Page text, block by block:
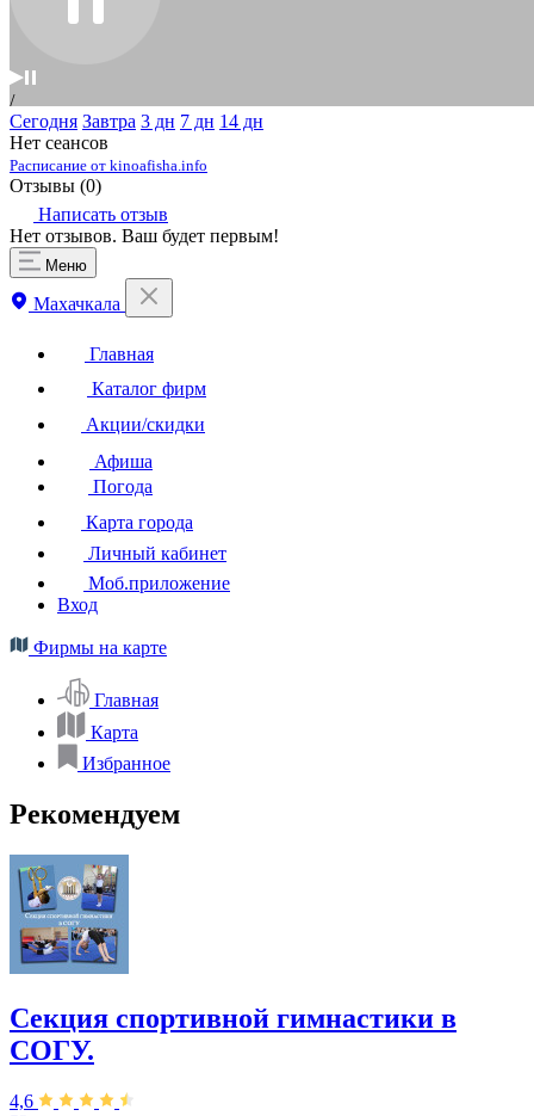
Сегодня Завтра 3 дн 7 дн 14 дн
Нет сеансов
Расписание от kinoafisha.info
Отзывы (0)
Написать отзыв
Нет отзывов. Ваш будет первым!
Меню
Махачкала
Главная
Каталог фирм
Акции/скидки
Афиша
Погода
Карта города
Личный кабинет
Моб.приложение
Вход
Фирмы на карте
Главная
Карта
Избранное
Рекомендуем
Секция спортивной гимнастики в
СОГУ.
4,6